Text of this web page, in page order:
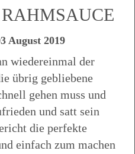
August 2019
wiedereinmal der
übrig gebliebene
gehen muss und
und satt sein
die perfekte
einfach zum machen